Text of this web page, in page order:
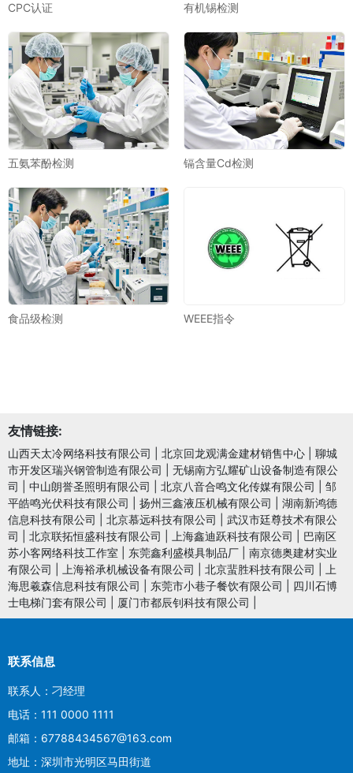
CPC认证 有机锡检测
五氨苯酚检测 镉含量Cd检测
食品级检测 WEEE指令
友情链接:
山西天太冷网络科技有限公司 北京回龙观满金建材销售中心
聊城
市开发区瑞兴钢管制造有限公司
无锡南方弘耀矿山设备制造有限公
司
中山朗誉圣照明有限公司 北京八音合鸣文化传媒有限公司
邹
平皓鸣光伏科技有限公司
扬州三鑫液压机械有限公司
湖南新鸿德
信息科技有限公司
北京慕远科技有限公司
武汉市廷尊技术有限公
司
北京联拓恒盛科技有限公司 上海鑫迪跃科技有限公司
巴南区
苏小客网络科技工作室
东莞鑫利盛模具制品厂
南京德奥建材实业
有限公司
上海裕承机械设备有限公司 北京蜚胜科技有限公司
上
海思羲森信息科技有限公司
东莞市小巷子餐饮有限公司
四川石博
士电梯门套有限公司
厦门市都辰钊科技有限公司
联系信息
联系人：刁经理
电话：111 0000 1111
邮箱：67788434567@163.com
地址：深圳市光明区马田街道